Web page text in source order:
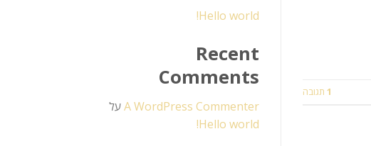
1 תגובה
Hello world!
Recent
Comments
A WordPress Commenterעל
Hello world!